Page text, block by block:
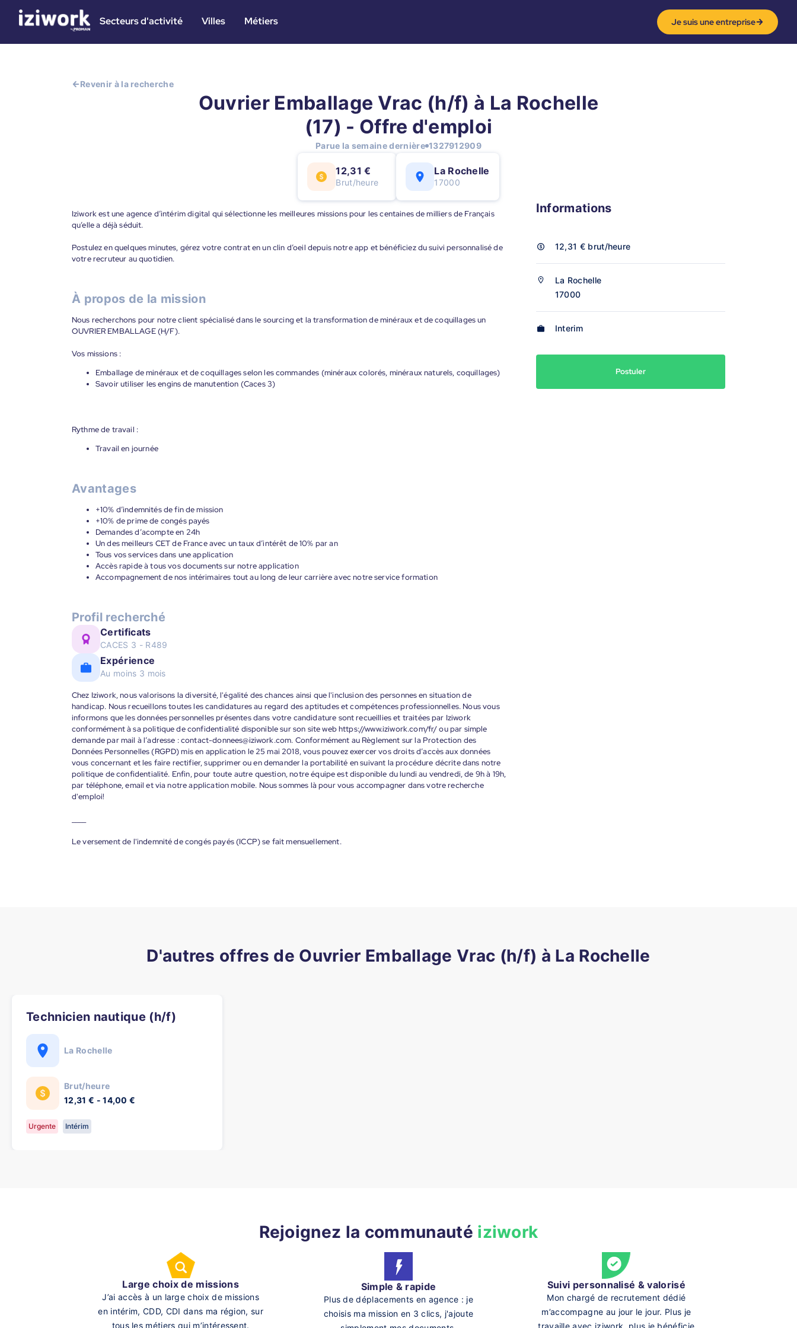
Secteurs d'activité Villes Métiers Je suis une entreprise
Revenir à la recherche
Ouvrier Emballage Vrac (h/f) à La Rochelle
(17) - Offre d'emploi
Parue la semaine dernière 1327912909
12,31 €
Brut/heure
La Rochelle
17000
Iziwork est une agence d’intérim digital qui sélectionne les meilleures missions pour les centaines de milliers de Français
qu’elle a déjà séduit.
Postulez en quelques minutes, gérez votre contrat en un clin d’oeil depuis notre app et bénéficiez du suivi personnalisé de
votre recruteur au quotidien.
À propos de la mission
Nous recherchons pour notre client spécialisé dans le sourcing et la transformation de minéraux et de coquillages un
OUVRIER EMBALLAGE (H/F).
Vos missions :
Emballage de minéraux et de coquillages selon les commandes (minéraux colorés, minéraux naturels, coquillages)
Savoir utiliser les engins de manutention (Caces 3)
Rythme de travail :
Travail en journée
Avantages
+10% d’indemnités de fin de mission
+10% de prime de congés payés
Demandes d’acompte en 24h
Un des meilleurs CET de France avec un taux d’intérêt de 10% par an
Tous vos services dans une application
Accès rapide à tous vos documents sur notre application
Accompagnement de nos intérimaires tout au long de leur carrière avec notre service formation
Profil recherché
Certificats
CACES 3 - R489
Expérience
Au moins 3 mois
Chez Iziwork, nous valorisons la diversité, l'égalité des chances ainsi que l'inclusion des personnes en situation de
handicap. Nous recueillons toutes les candidatures au regard des aptitudes et compétences professionnelles. Nous vous
informons que les données personnelles présentes dans votre candidature sont recueillies et traitées par Iziwork
conformément à sa politique de confidentialité disponible sur son site web https://www.iziwork.com/fr/ ou par simple
demande par mail à l’adresse : contact-donnees@iziwork.com. Conformément au Règlement sur la Protection des
Données Personnelles (RGPD) mis en application le 25 mai 2018, vous pouvez exercer vos droits d’accès aux données
vous concernant et les faire rectifier, supprimer ou en demander la portabilité en suivant la procédure décrite dans notre
politique de confidentialité. Enfin, pour toute autre question, notre équipe est disponible du lundi au vendredi, de 9h à 19h,
par téléphone, email et via notre application mobile. Nous sommes là pour vous accompagner dans votre recherche
d'emploi!
Le versement de l'indemnité de congés payés (ICCP) se fait mensuellement.
Informations
12,31 € brut/heure
La Rochelle
17000
Interim
Postuler
D'autres offres de Ouvrier Emballage Vrac (h/f) à La Rochelle
Technicien nautique (h/f)
La Rochelle
Brut/heure
12,31 € - 14,00 €
Urgente Intérim
Rejoignez la communauté iziwork
Large choix de missions
J’ai accès à un large choix de missions
en intérim, CDD, CDI dans ma région, sur
tous les métiers qui m’intéressent.
Simple & rapide
Plus de déplacements en agence : je
choisis ma mission en 3 clics, j'ajoute
Suivi personnalisé & valorisé
Mon chargé de recrutement dédié
m’accompagne au jour le jour. Plus je
travaille avec iziwork, plus je bénéficie